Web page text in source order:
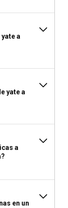
con
y atienden
tu viaje.
en Alemania,
Competencia
a motor en
a
yate a
a
en un